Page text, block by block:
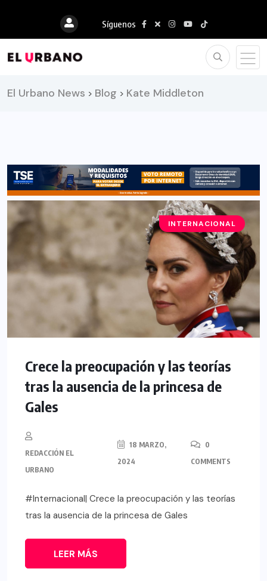
Síguenos
El Urbano News > Blog > Kate Middleton
INTERNACIONAL
Crece la preocupación y las teorías
tras la ausencia de la princesa de
Gales
REDACCIÓN EL
URBANO
18 MARZO,
2024
0
COMMENTS
#Internacional| Crece la preocupación y las teorías
tras la ausencia de la princesa de Gales
LEER MÁS